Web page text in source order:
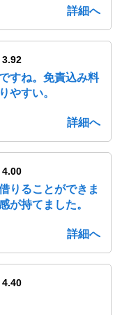
詳細へ
3.92
すね。免責込み料
やすい。
詳細へ
4.00
りることができま
が持てました。
詳細へ
4.40